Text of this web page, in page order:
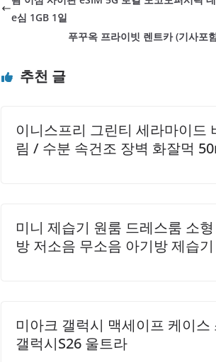
인이나 메신저 사용 등 기본적인 용도로 충
합니다. 또한, 앱을 통해 실시간 사용량을
인 비용으로 인터넷을 이용할 수 있으며,
지에서의 인터넷 환경을 고려할..
e심 1GB 1일
푸꾸옥 프라이빗 렌트카 (기사포
추천 글
이니스프리 그린티 세라마이드
림 / 수분 속건조 장벽 화잘먹
미니 제습기 원룸 드레스룸 소
방 저소음 무소음 아기방 제습
미아크 갤럭시 맥세이프 케이스
갤럭시S26 울트라